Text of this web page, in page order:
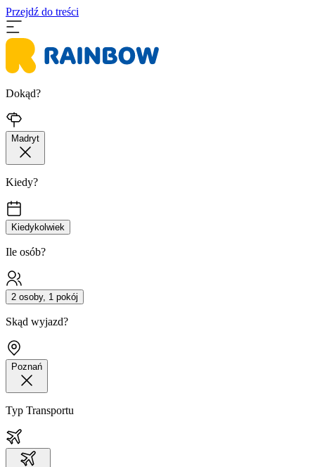
Przejdź do treści
Dokąd?
Madryt
Kiedy?
Kiedykolwiek
Ile osób?
2 osoby, 1 pokój
Skąd wyjazd?
Poznań
Typ Transportu